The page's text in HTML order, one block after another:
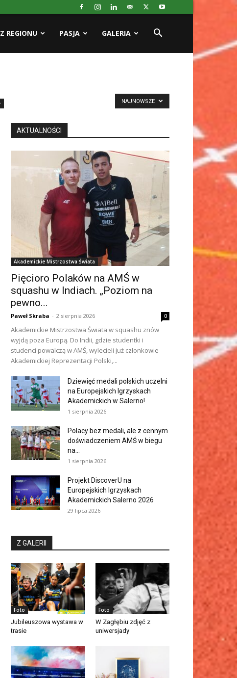
Z REGIONU PASJA GALERIA
NAJNOWSZE
AKTUALNOŚCI
Akademickie Mistrzostwa Świata
Pięcioro Polaków na AMŚ w
squashu w Indiach. „Poziom na
pewno...
Paweł Skraba - 2 sierpnia 2026 0
Akademickie Mistrzostwa Świata w squashu znów
wyjdą poza Europą. Do Indii, gdzie studentki i
studenci powalczą w AMŚ, wylecieli już członkowie
Akademickiej Reprezentacji Polski,...
Dziewięć medali polskich uczelni
na Europejskich Igrzyskach
Akademickich w Salerno!
1 sierpnia 2026
Polacy bez medali, ale z cennym
doświadczeniem AMŚ w biegu
na...
1 sierpnia 2026
Projekt DiscoverU na
Europejskich Igrzyskach
Akademickich Salerno 2026
29 lipca 2026
Z GALERII
Foto
Jubileuszowa wystawa w
trasie
Foto
W Zagłębiu zdjęć z
uniwersjady